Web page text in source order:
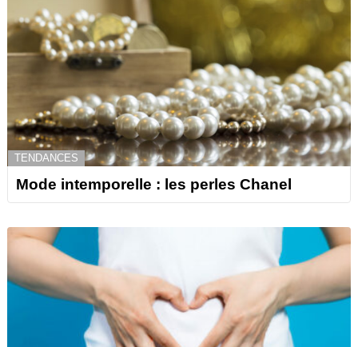
TENDANCES
Mode intemporelle : les perles Chanel